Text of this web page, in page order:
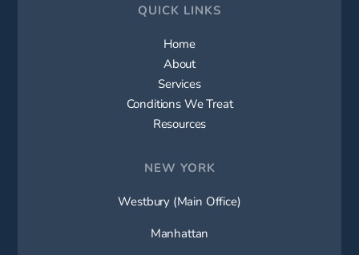
QUICK LINKS
Home
About
Services
Conditions We Treat
Resources
NEW YORK
Westbury (Main Office)
Manhattan